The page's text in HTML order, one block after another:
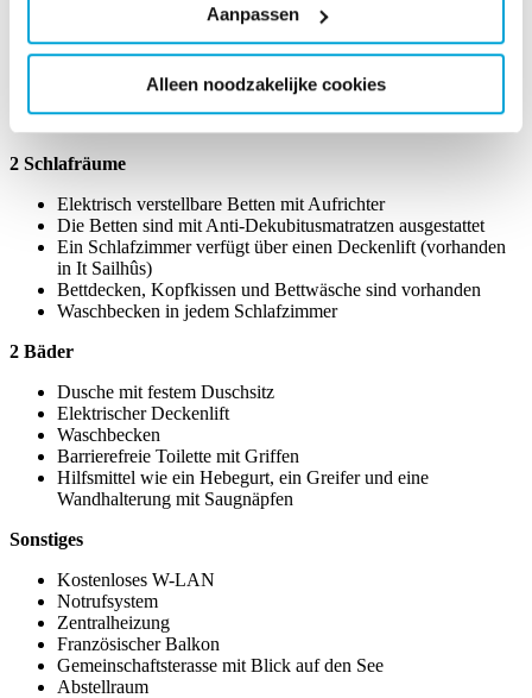
Aanpassen
Alleen noodzakelijke cookies
Rollstuhlgerechtes Spülbecken
Angepasste Küchenausstattung
Geschirrspülmaschine
2 Schlafräume
Elektrisch verstellbare Betten mit Aufrichter
Die Betten sind mit Anti-Dekubitusmatratzen ausgestattet
Ein Schlafzimmer verfügt über einen Deckenlift (vorhanden
in It Sailhûs)
Bettdecken, Kopfkissen und Bettwäsche sind vorhanden
Waschbecken in jedem Schlafzimmer
2 Bäder
Dusche mit festem Duschsitz
Elektrischer Deckenlift
Waschbecken
Barrierefreie Toilette mit Griffen
Hilfsmittel wie ein Hebegurt, ein Greifer und eine
Wandhalterung mit Saugnäpfen
Sonstiges
Kostenloses W-LAN
Notrufsystem
Zentralheizung
Französischer Balkon
Gemeinschaftsterasse mit Blick auf den See
Abstellraum